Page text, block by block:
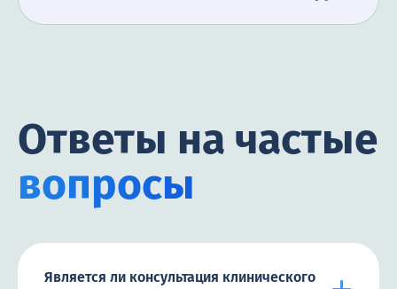
Ответы на частые
вопросы
Является ли консультация клинического